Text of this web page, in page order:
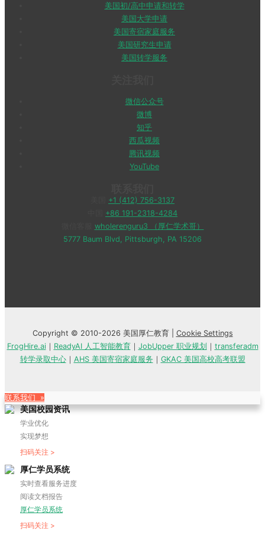
美国初/高中申请和转学
美国大学申请
美国寄宿家庭服务
美国研究生申请
美国转学服务
微信公众号
微博
知乎
西瓜视频
腾讯视频
YouTube
+1 (412) 756-3137
+86 191-2318-4284
wholerenguru3 （厚仁学术哥）
5777 Baum Blvd, Pittsburgh, PA 15206
Copyright © 2010-2026 美国厚仁教育 | Cookie Settings
FrogHire.ai｜ ReadyAI 人工智能教育｜ JobUpper 职业规划 ｜ transferadm
转学录取中心｜ AHS 美国寄宿家庭服务 ｜ GKAC 美国高校高考联盟
联系我们 »
美国校园资讯
学业优化
实现梦想
扫码关注 >
厚仁学员系统
实时查看服务进度
阅读文档报告
厚仁学员系统
扫码关注 >